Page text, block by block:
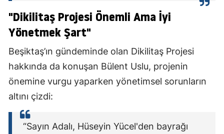
"Dikilitaş Projesi Önemli Ama İyi
Yönetmek Şart"
Beşiktaş’ın gündeminde olan Dikilitaş Projesi
hakkında da konuşan Bülent Uslu, projenin
önemine vurgu yaparken yönetimsel sorunların
altını çizdi:
“Sayın Adalı, Hüseyin Yücel'den bayrağı